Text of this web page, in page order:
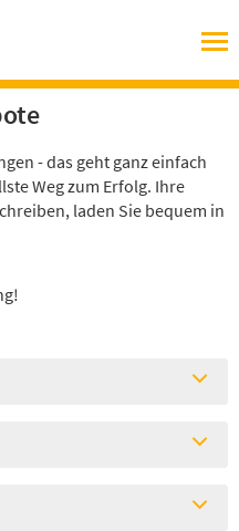
- das geht ganz einfach
Weg zum Erfolg. Ihre
laden Sie bequem in